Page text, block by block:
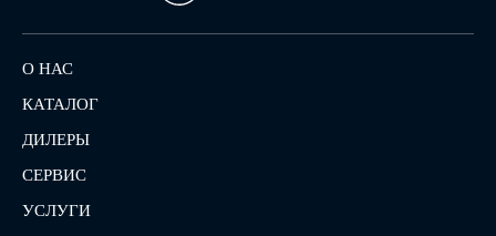
О НАС
КАТАЛОГ
ДИЛЕРЫ
СЕРВИС
УСЛУГИ